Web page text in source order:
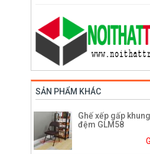
SẢN PHẨM KHÁC
Ghế xếp gấp
đệm GLM58